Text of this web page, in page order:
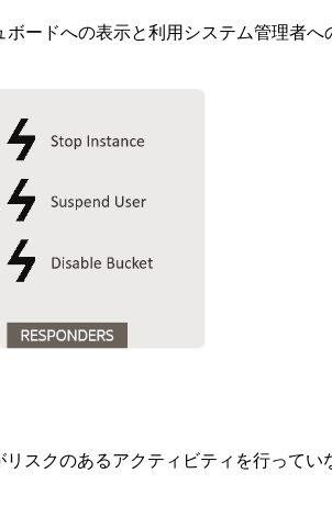
ードへの表示と利用システム管理者
スクのあるアクティビティを行って